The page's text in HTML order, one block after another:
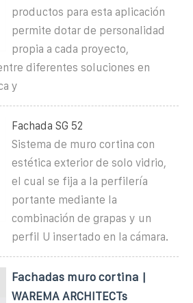
productos para esta aplicación
permite dotar de personalidad
propia a cada proyecto,
diferentes soluciones en
y
Fachada SG 52
Sistema de muro cortina con
estética exterior de solo vidrio,
el cual se fija a la perfilería
portante mediante la
combinación de grapas y un
perfil U insertado en la cámara.
Fachadas muro cortina |
WAREMA ARCHITECTs